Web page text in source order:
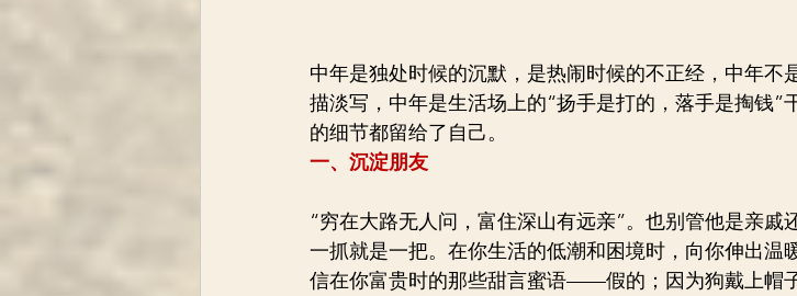
中年是独处时候的沉默，是热闹时候的不正经，中年不
描淡写，中年是生活场上的“扬手是打的，落手是掏钱”
的细节都留给了自己。
一、沉淀朋友
“穷在大路无人问，富住深山有远亲”。也别管他是亲戚
一抓就是一把。在你生活的低潮和困境时，向你伸出温
信在你富贵时的那些甜言蜜语——假的；因为狗戴上帽